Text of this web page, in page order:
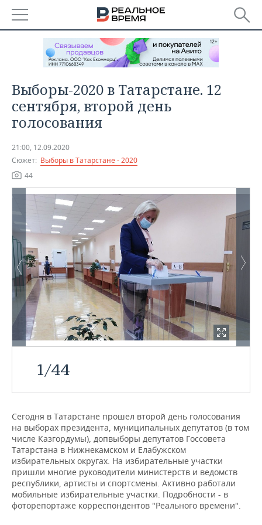
РЕГИОНЫ
БАШКОРТОСТАН
ТАТАРСТАН
УДМУРТИЯ
НОВОСТИ
АНАЛИТИКА
НОВОСТИ АНАЛИТИКИ
ДЕКЛАРАЦИИ О ДОХОДАХ
КОРОЛИ ГОСЗАКАЗА ПФО
ВУЗЫ ТАТАРСТАНА
КОМУ ПРИНАДЛЕЖАТ
ТОРГОВЫЕ ЦЕНТРЫ
ТАТАРСТАНА
ЭКОНОМИКА
НОВОСТИ ЭКОНОМИКИ
ФИНАНСЫ
БЮДЖЕТ
ИНВЕСТИЦИИ
ПРОМЫШЛЕННОСТЬ
НОВОСТИ
ПРОМЫШЛЕННОСТИ
АГРОПРОМ
МАШИНОСТРОЕНИЕ
НЕФТЕХИМИЯ
НЕФТЬ
ОПК
ЭНЕРГЕТИКА
НЕДВИЖИМОСТЬ
НОВОСТИ НЕДВИЖИМОСТИ
НОВОСТИ АВТО
БИЗНЕС
НОВОСТИ БИЗНЕСА
РОЗНИЧНАЯ ТОРГОВЛЯ
ТРАНСПОРТ
УСЛУГИ
ТЕХНОЛОГИИ
НОВОСТИ ТЕХНОЛОГИЙ
IT
МЕДИА
ТЕЛЕКОММУНИКАЦИИ
МЕРОПРИЯТИЯ
НОВОСТИ МЕРОПРИЯТИЙ
ВЫЕЗДНАЯ РЕДАКЦИЯ
БИЗНЕС-БРАНЧИ
ONLINE-КОНФЕРЕНЦИИ
ОТКРЫТАЯ ЛЕКЦИЯ
СПОРТ
НОВОСТИ СПОРТА
ФУТБОЛ
ХОККЕЙ
БАСКЕТБОЛ
ВОЛЕЙБОЛ
КИБЕРСПОРТ
ФИГУРНОЕ КАТАНИЕ
ОБЩЕСТВО
НОВОСТИ ОБЩЕСТВА
ВЛАСТЬ
ИНФРАСТРУКТУРА
ИСТОРИЯ
КУЛЬТУРА
МЕДИЦИНА
ФОТОГАЛЕРЕЯ
СЮЖЕТЫ
СПРАВОЧНИК
СПИСОК ПЕРСОН
СПИСОК КОМПАНИЙ
ПОЛНАЯ ВЕРСИЯ
Выборы-2020 в Татарстане. 12
сентября, второй день
голосования
21:00, 12.09.2020
Сюжет: Выборы в Татарстане - 2020
44
1/44
Сегодня в Татарстане прошел второй день голосования
на выборах президента, муниципальных депутатов (в том
числе Казгордумы), допвыборы депутатов Госсовета
Татарстана в Нижнекамском и Елабужском
избирательных округах. На избирательные участки
пришли многие руководители министерств и ведомств
республики, артисты и спортсмены. Активно работали
мобильные избирательные участки. Подробности - в
фоторепортаже корреспондентов "Реального времени".